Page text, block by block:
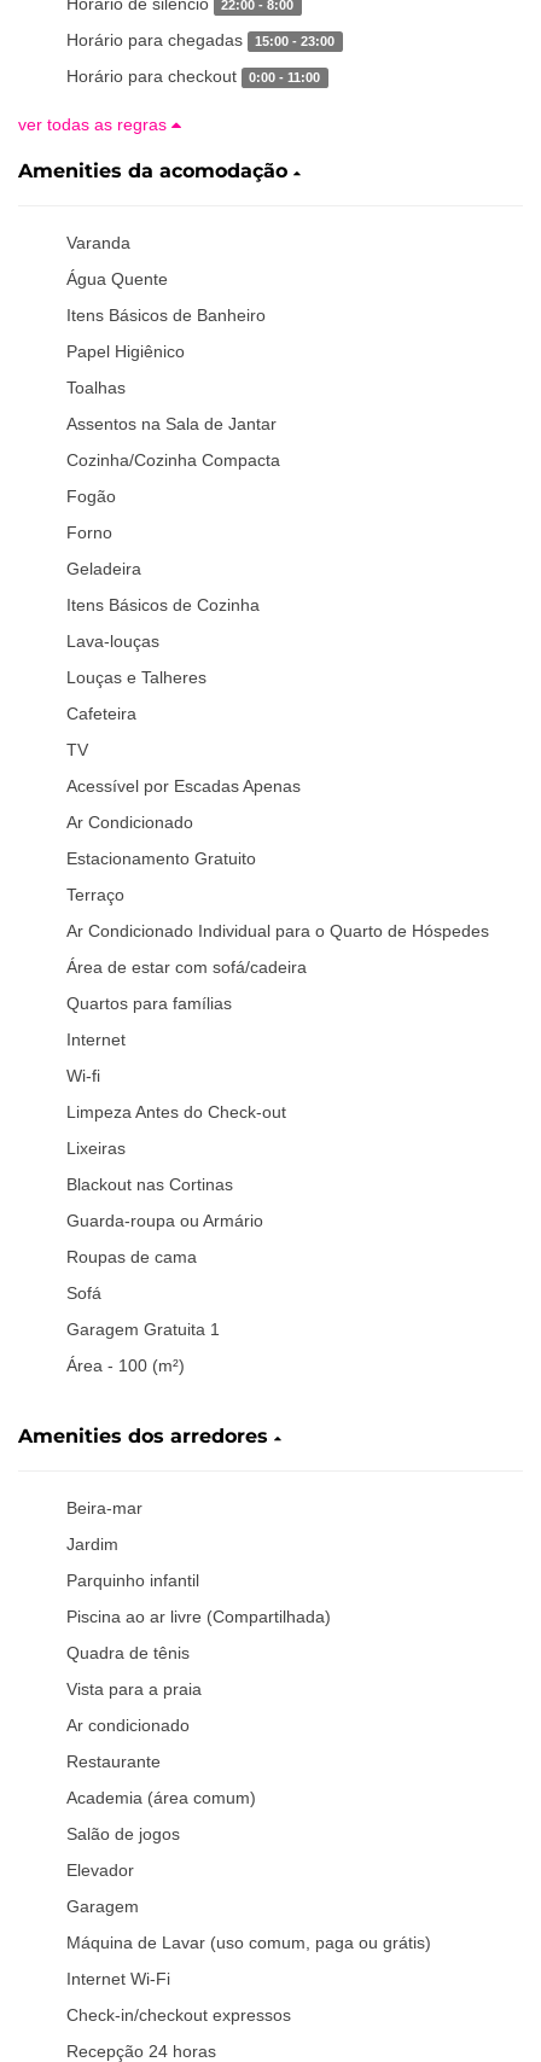
22:00 - 8:00
Horário para chegadas 15:00 - 23:00
Horário para checkout 0:00 - 11:00
ver todas as regras
Amenities da acomodação
Varanda
Água Quente
Itens Básicos de Banheiro
Papel Higiênico
Toalhas
Assentos na Sala de Jantar
Cozinha/Cozinha Compacta
Fogão
Forno
Geladeira
Itens Básicos de Cozinha
Lava-louças
Louças e Talheres
Cafeteira
TV
Acessível por Escadas Apenas
Ar Condicionado
Estacionamento Gratuito
Terraço
Ar Condicionado Individual para o Quarto de Hóspedes
Área de estar com sofá/cadeira
Quartos para famílias
Internet
Wi-fi
Limpeza Antes do Check-out
Lixeiras
Blackout nas Cortinas
Guarda-roupa ou Armário
Roupas de cama
Sofá
Garagem Gratuita 1
Área - 100 (m²)
Amenities dos arredores
Beira-mar
Jardim
Parquinho infantil
Piscina ao ar livre (Compartilhada)
Quadra de tênis
Vista para a praia
Ar condicionado
Restaurante
Academia (área comum)
Salão de jogos
Elevador
Garagem
Máquina de Lavar (uso comum, paga ou grátis)
Internet Wi-Fi
Check-in/checkout expressos
Recepção 24 horas